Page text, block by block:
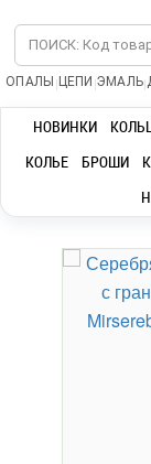
ОПАЛЫ | ЦЕПИ |ЭМАЛЬ|
НОВИНКИ
КОЛЬЕ
БРОШИ